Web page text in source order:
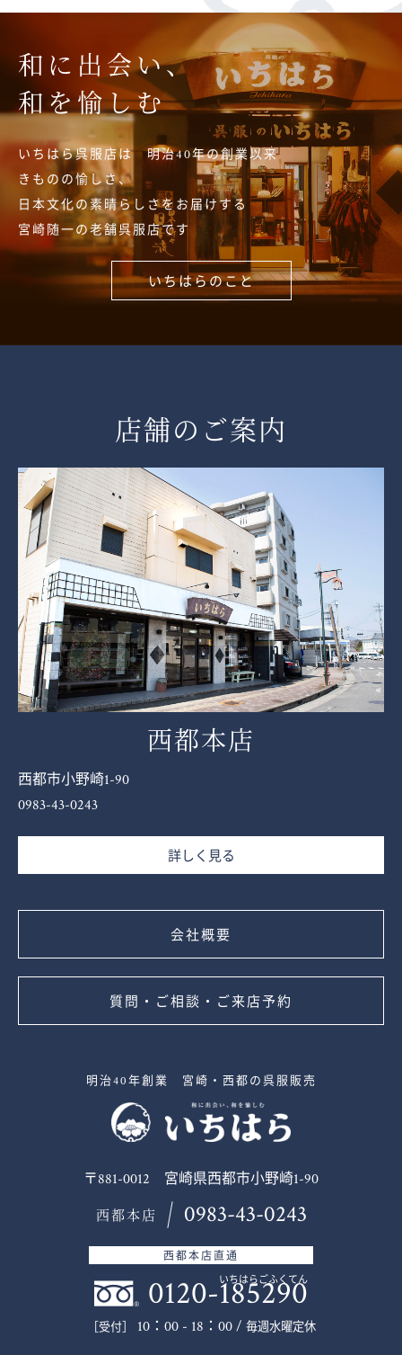
和に出会い、
和を愉しむ
いちはら呉服店は 明治40年の創業以来
きものの愉しさ、
日本文化の素晴らしさをお届けする
宮崎随一の老舗呉服店です
いちはらのこと
店舗のご案内
西都本店
西都市小野崎1-90
0983-43-0243
詳しく見る
会社概要
質問・ご相談・ご来店予約
明治40年創業 宮崎・西都の呉服販売
〒881-0012 宮崎県西都市小野崎1-90
西都本店 0983-43-0243
西都本店直通
0120-185290
いちはらごふくてん
［受付］ 10：00 - 18：00 / 毎週水曜定休